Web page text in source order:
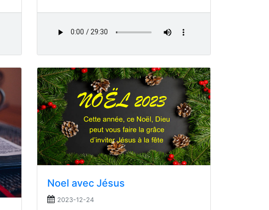
Noel avec Jésus
2023-12-24